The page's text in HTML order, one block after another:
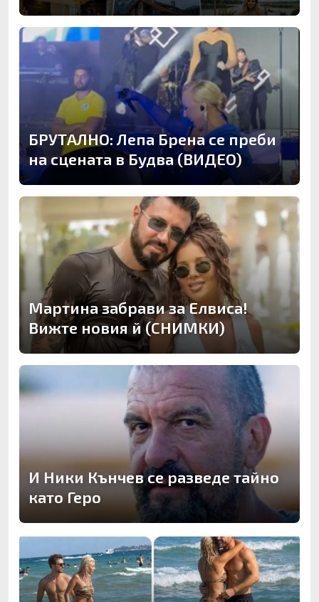
БРУТАЛНО: Лепа Брена се преби
на сцената в Будва (ВИДЕО)
Мартина забрави за Елвиса!
Вижте новия й (СНИМКИ)
И Ники Кънчев се разведе тайно
като Геро